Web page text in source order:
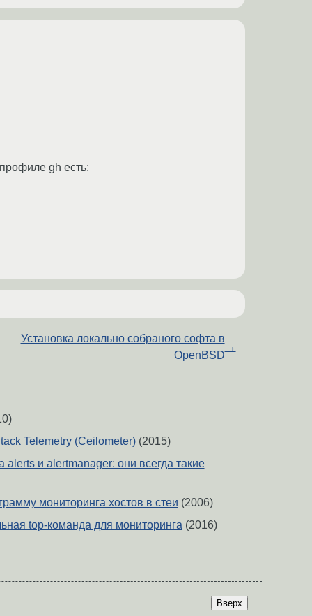
gh есть:
Установка локально собраного софта в
OpenBSD
→
Telemetry (Ceilometer)(2015)
alerts и alertmanager: они всегда такие
мониторинга хостов в стеи (2006)
top-команда для мониторинга(2016)
Вверх